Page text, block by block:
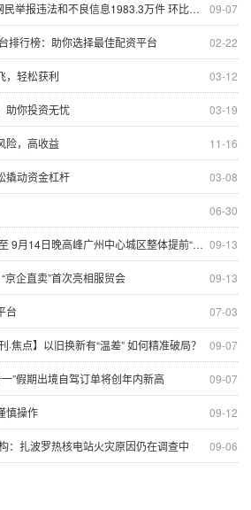
09-07
报违法和不良信息1983.3万件 环比增长4.2%
02-22
排行榜：助你选择最佳配资平台
03-12
，轻松获利
03-19
助你投资无忧
11-16
险，高收益
03-08
撬动资金杠杆
06-30
09-13
14日晚高峰广州中心城区整体提前“中度拥堵”
09-13
企直卖”首次亮相服贸会
07-03
台
09-07
焦点】以旧换新有“温差” 如何精准破局？
09-07
”假期出境自驾订单将创年内新高
09-12
慎操作
09-06
：扎波罗热核电站火灾原因仍在调查中